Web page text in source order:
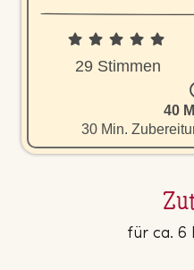
29 Stimmen
40
30 Min.
für ca. 6